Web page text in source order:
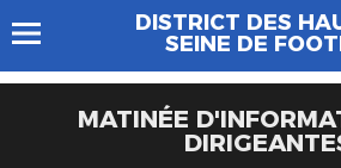
DISTRICT DES
SEINE DE
MATINÉE